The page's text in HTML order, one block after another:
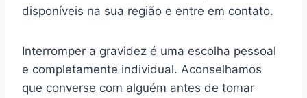
disponíveis na sua região e entre em contato.
Interromper a gravidez é uma escolha pessoal
e completamente individual. Aconselhamos
que converse com alguém antes de tomar